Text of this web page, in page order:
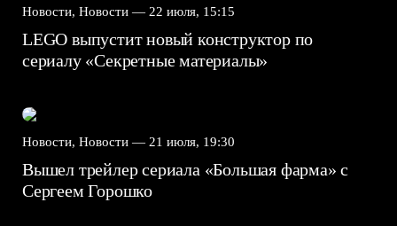
Новости, Новости — 22 июля, 15:15
LEGO выпустит новый конструктор по
сериалу «Секретные материалы»
Новости, Новости — 21 июля, 19:30
Вышел трейлер сериала «Большая фарма» с
Сергеем Горошко